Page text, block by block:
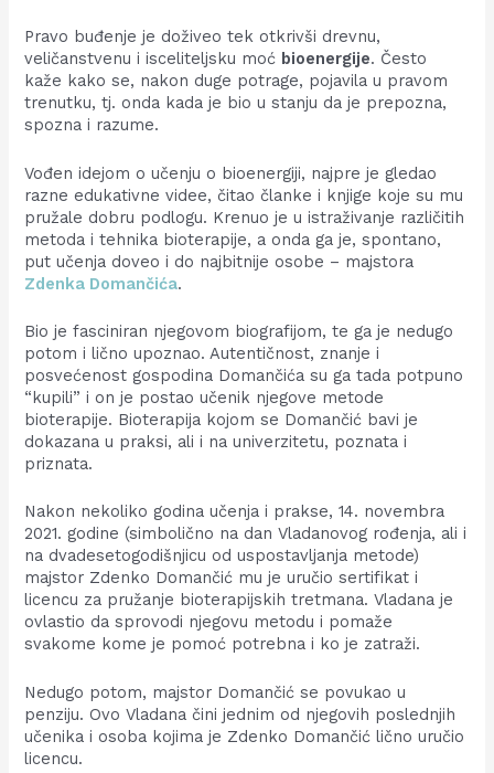
Pravo buđenje je doživeo tek otkrivši drevnu,
veličanstvenu i isceliteljsku moć bioenergije. Često
kaže kako se, nakon duge potrage, pojavila u pravom
trenutku, tj. onda kada je bio u stanju da je prepozna,
spozna i razume.
Vođen idejom o učenju o bioenergiji, najpre je gledao
razne edukativne videe, čitao članke i knjige koje su mu
pružale dobru podlogu. Krenuo je u istraživanje različitih
metoda i tehnika bioterapije, a onda ga je, spontano,
put učenja doveo i do najbitnije osobe – majstora
Zdenka Domančića.
Bio je fasciniran njegovom biografijom, te ga je nedugo
potom i lično upoznao. Autentičnost, znanje i
posvećenost gospodina Domančića su ga tada potpuno
“kupili” i on je postao učenik njegove metode
bioterapije. Bioterapija kojom se Domančić bavi je
dokazana u praksi, ali i na univerzitetu, poznata i
priznata.
Nakon nekoliko godina učenja i prakse, 14. novembra
2021. godine (simbolično na dan Vladanovog rođenja, ali i
na dvadesetogodišnjicu od uspostavljanja metode)
majstor Zdenko Domančić mu je uručio sertifikat i
licencu za pružanje bioterapijskih tretmana. Vladana je
ovlastio da sprovodi njegovu metodu i pomaže
svakome kome je pomoć potrebna i ko je zatraži.
Nedugo potom, majstor Domančić se povukao u
penziju. Ovo Vladana čini jednim od njegovih poslednjih
učenika i osoba kojima je Zdenko Domančić lično uručio
licencu.